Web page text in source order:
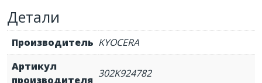
Детали
Производитель KYOCERA
Артикул
производителя
302K924782